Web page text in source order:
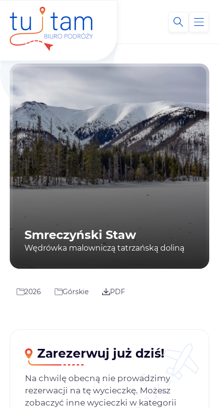
Smreczyński Staw
Wędrówka malowniczą tatrzańską doliną
2026 Górskie PDF
Zarezerwuj już dziś!
Na chwilę obecną nie prowadzimy
rezerwacji na tę wycieczkę. Możesz
zobaczyć inne wycieczki w kategorii